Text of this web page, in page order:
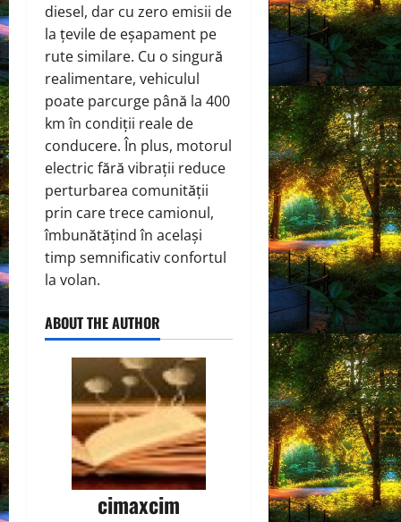
diesel, dar cu zero emisii de
la țevile de eșapament pe
rute similare. Cu o singură
realimentare, vehiculul
poate parcurge până la 400
km în condiții reale de
conducere. În plus, motorul
electric fără vibrații reduce
perturbarea comunității
prin care trece camionul,
îmbunătățind în același
timp semnificativ confortul
la volan.
ABOUT THE AUTHOR
cimaxcim